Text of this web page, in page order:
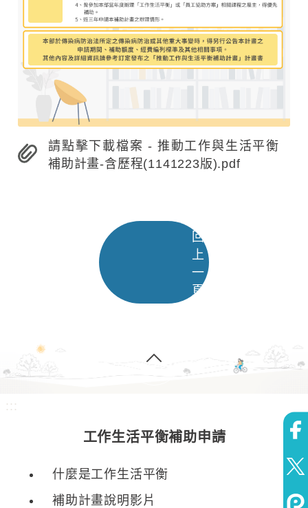
請點擊下載檔案 - 推動工作與生活平衡
補助計畫-含歷程(1141223版).pdf
回
上
一
頁
:::
工作生活平衡補助申請
什麼是工作生活平衡
補助計畫說明影片